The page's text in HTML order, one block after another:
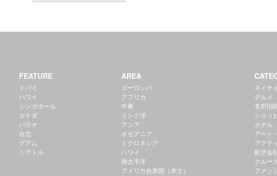
FEATURE
ドバイ
ハワイ
シンガポール
カナダ
パラオ
台北
グアム
シアトル
AREA
ヨーロッパ
アフリカ
中東
インド洋
アジア
オセアニア
ミクロネシア
ハワイ
南太平洋
アメリカ合衆国（本土）
ネイチ
グルメ
名所旧
ショッ
ホテル
アート
アクテ
航空会
クルー
ファッ